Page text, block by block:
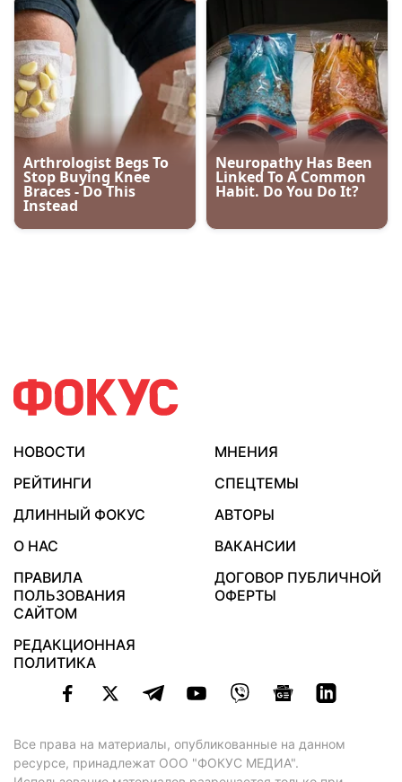
НОВОСТИ
МНЕНИЯ
РЕЙТИНГИ
СПЕЦТЕМЫ
ДЛИННЫЙ ФОКУС
АВТОРЫ
О НАС
ВАКАНСИИ
ПРАВИЛА
ПОЛЬЗОВАНИЯ
САЙТОМ
ДОГОВОР ПУБЛИЧНОЙ
ОФЕРТЫ
РЕДАКЦИОННАЯ
ПОЛИТИКА
Все права на материалы, опубликованные на данном
ресурсе, принадлежат ООО "ФОКУС МЕДИА".